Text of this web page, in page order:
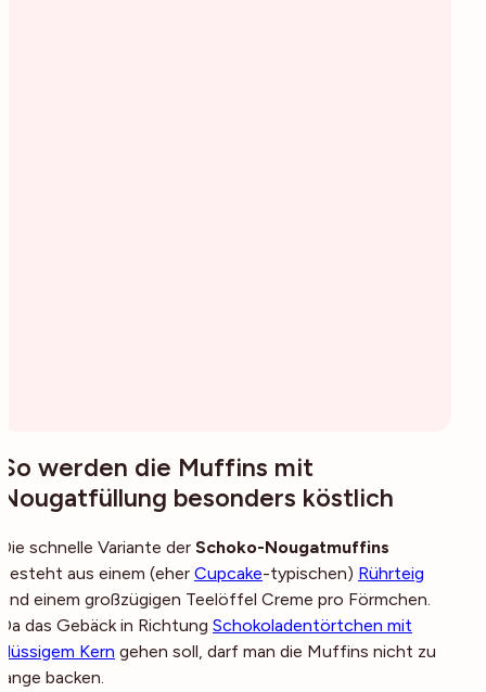
So werden die Muffins mit
Nougatfüllung besonders köstlich
Die schnelle Variante der Schoko-Nougatmuffins
besteht aus einem (eher Cupcake-typischen) Rührteig
und einem großzügigen Teelöffel Creme pro Förmchen.
Da das Gebäck in Richtung Schokoladentörtchen mit
flüssigem Kern gehen soll, darf man die Muffins nicht zu
lange backen.